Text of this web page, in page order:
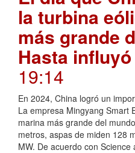
la turbina
más grande
Hasta
19:14
En 2024, China logró un
La empresa Mingyang Smart
marina más grande del
metros, aspas de miden 128
MW. De acuerdo con Science